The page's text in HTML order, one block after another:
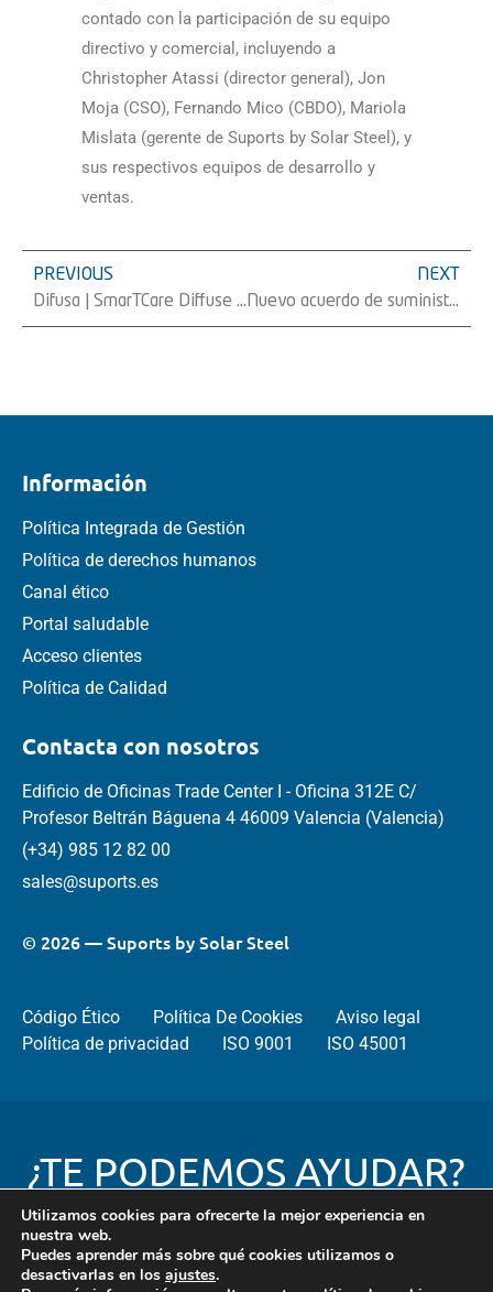
contado con la participación de su equipo
directivo y comercial, incluyendo a
Christopher Atassi (director general), Jon
Moja (CSO), Fernando Mico (CBDO), Mariola
Mislata (gerente de Suports by Solar Steel), y
sus respectivos equipos de desarrollo y
ventas.
PREVIOUS
Difusa | SmarTCare Diffuse by Solar Steel
NEXT
Nuevo acuerdo de suministro de trackers con EXIOM | Suports by Solar Steel
Información
Política Integrada de Gestión
Política de derechos humanos
Canal ético
Portal saludable
Acceso clientes
Política de Calidad
Contacta con nosotros
Edificio de Oficinas Trade Center I - Oficina 312E C/
Profesor Beltrán Báguena 4 46009 Valencia (Valencia)
(+34) 985 12 82 00
sales@suports.es
© 2026 — Suports by Solar Steel
Código Ético Política De Cookies
Aviso legal
Política de privacidad
ISO 9001 ISO 45001
¿TE PODEMOS AYUDAR?
Contacta
con
Utilizamos cookies para ofrecerte la mejor experiencia en
nuestra web.
Puedes aprender más sobre qué cookies utilizamos o
desactivarlas en los ajustes.